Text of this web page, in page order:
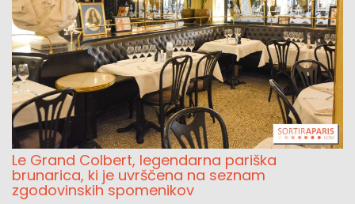
Le Grand Colbert, legendarna pariška
brunarica, ki je uvrščena na seznam
zgodovinskih spomenikov